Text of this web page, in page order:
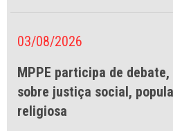
03/08/2026
MPPE participa de
sobre justiça social,
religiosa